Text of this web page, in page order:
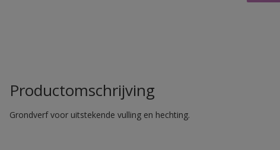
Productomschrijving
Grondverf voor uitstekende vulling en hechting.